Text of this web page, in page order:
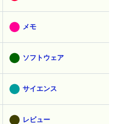
メモ
ソフトウェア
サイエンス
レビュー